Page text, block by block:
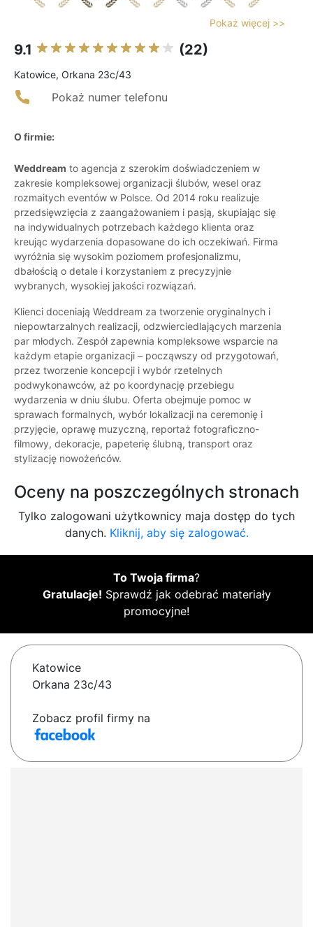
Pokaż więcej >>
9.1 (22)
Katowice, Orkana 23c/43
Pokaż numer telefonu
O firmie:
Weddream to agencja z szerokim doświadczeniem w
zakresie kompleksowej organizacji ślubów, wesel oraz
rozmaitych eventów w Polsce. Od 2014 roku realizuje
przedsięwzięcia z zaangażowaniem i pasją, skupiając się
na indywidualnych potrzebach każdego klienta oraz
kreując wydarzenia dopasowane do ich oczekiwań. Firma
wyróżnia się wysokim poziomem profesjonalizmu,
dbałością o detale i korzystaniem z precyzyjnie
wybranych, wysokiej jakości rozwiązań.
Klienci doceniają Weddream za tworzenie oryginalnych i
niepowtarzalnych realizacji, odzwierciedlających marzenia
par młodych. Zespół zapewnia kompleksowe wsparcie na
każdym etapie organizacji – począwszy od przygotowań,
przez tworzenie koncepcji i wybór rzetelnych
podwykonawców, aż po koordynację przebiegu
wydarzenia w dniu ślubu. Oferta obejmuje pomoc w
sprawach formalnych, wybór lokalizacji na ceremonię i
przyjęcie, oprawę muzyczną, reportaż fotograficzno-
filmowy, dekoracje, papeterię ślubną, transport oraz
stylizację nowożeńców.
Oceny na poszczególnych stronach
Tylko zalogowani użytkownicy maja dostęp do tych
danych. Kliknij, aby się zalogować.
To Twoja firma?
Gratulacje! Sprawdź jak odebrać materiały
promocyjne!
Katowice
Orkana 23c/43
Zobacz profil firmy na